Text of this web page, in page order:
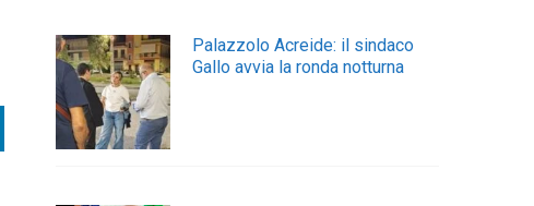
Palazzolo Acreide: il sindaco
Gallo avvia la ronda notturna